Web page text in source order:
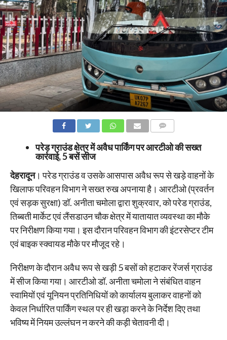
परेड ग्राउंड क्षेत्र में अवैध पार्किंग पर आरटीओ की सख्त
कार्रवाई, 5 बसें सीज
देहरादून। परेड ग्राउंड व उसके आसपास अवैध रूप से खड़े वाहनों के
खिलाफ परिवहन विभाग ने सख्त रुख अपनाया है। आरटीओ (प्रवर्तन
एवं सड़क सुरक्षा) डॉ. अनीता चमोला द्वारा शुक्रवार, को परेड ग्राउंड,
तिब्बती मार्केट एवं लैंसडाउन चौक क्षेत्र में यातायात व्यवस्था का मौके
पर निरीक्षण किया गया। इस दौरान परिवहन विभाग की इंटरसेप्टर टीम
एवं बाइक स्क्वायड मौके पर मौजूद रहे।
निरीक्षण के दौरान अवैध रूप से खड़ी 5 बसों को हटाकर रेंजर्स ग्राउंड
में सीज किया गया। आरटीओ डॉ. अनीता चमोला ने संबंधित वाहन
स्वामियों एवं यूनियन प्रतिनिधियों को कार्यालय बुलाकर वाहनों को
केवल निर्धारित पार्किंग स्थल पर ही खड़ा करने के निर्देश दिए तथा
भविष्य में नियम उल्लंघन न करने की कड़ी चेतावनी दी।